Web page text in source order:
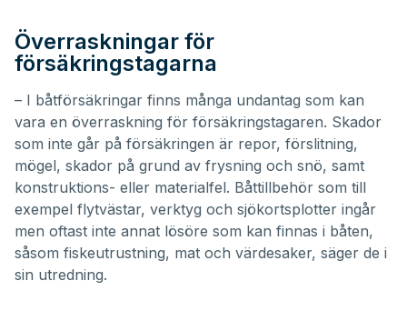
Överraskningar för
försäkringstagarna
– I båtförsäkringar finns många undantag som kan
vara en överraskning för försäkringstagaren. Skador
som inte går på försäkringen är repor, förslitning,
mögel, skador på grund av frysning och snö, samt
konstruktions- eller materialfel. Båttillbehör som till
exempel flytvästar, verktyg och sjökortsplotter ingår
men oftast inte annat lösöre som kan finnas i båten,
såsom fiskeutrustning, mat och värdesaker, säger de i
sin utredning.